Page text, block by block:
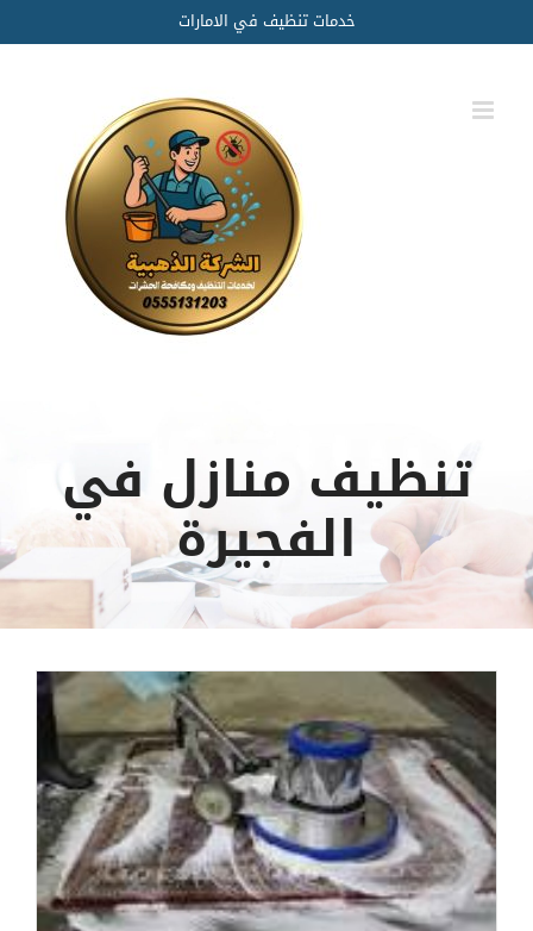
to
content
خدمات تنظيف في الامارات
تنظيف منازل في
الفجيرة